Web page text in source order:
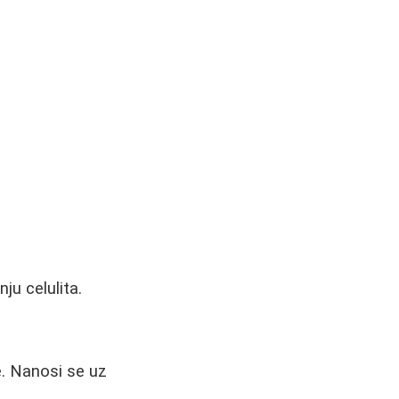
celulita.
Nanosi se uz